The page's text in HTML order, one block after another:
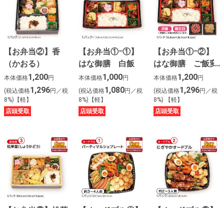
【お弁当②】香
（かおる）
本体価格1,200円
(税込価格1,296円／税
8%)【軽】
店頭受取
【お弁当①ｰ①】
はな御膳 白飯
本体価格1,000円
(税込価格1,080円／税
8%)【軽】
店頭受取
【お弁当①ｰ②】
はな御膳 ご飯変
更
本体価格1,200円
(税込価格1,296円／税
8%) 【軽】
店頭受取